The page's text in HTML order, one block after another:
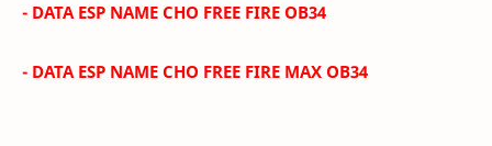
- DATA ESP NAME CHO FREE FIRE OB34
- DATA ESP NAME CHO FREE FIRE MAX OB34